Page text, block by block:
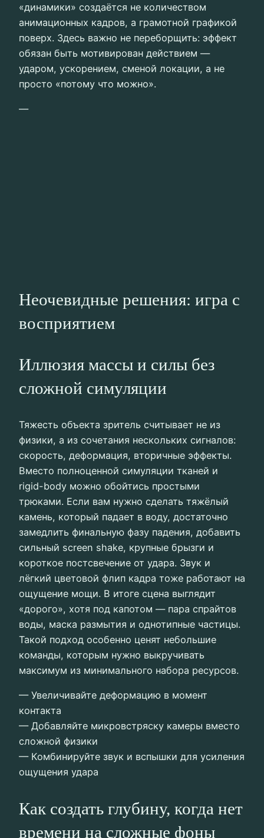
«динамики» создаётся не количеством
анимационных кадров, а грамотной графикой
поверх. Здесь важно не переборщить: эффект
обязан быть мотивирован действием —
ударом, ускорением, сменой локации, а не
просто «потому что можно».
—
Неочевидные решения: игра с
восприятием
Иллюзия массы и силы без
сложной симуляции
Тяжесть объекта зритель считывает не из
физики, а из сочетания нескольких сигналов:
скорость, деформация, вторичные эффекты.
Вместо полноценной симуляции тканей и
rigid-body можно обойтись простыми
трюками. Если вам нужно сделать тяжёлый
камень, который падает в воду, достаточно
замедлить финальную фазу падения, добавить
сильный screen shake, крупные брызги и
короткое постсвечение от удара. Звук и
лёгкий цветовой флип кадра тоже работают на
ощущение мощи. В итоге сцена выглядит
«дорого», хотя под капотом — пара спрайтов
воды, маска размытия и однотипные частицы.
Такой подход особенно ценят небольшие
команды, которым нужно выкручивать
максимум из минимального набора ресурсов.
— Увеличивайте деформацию в момент
контакта
— Добавляйте микровстряску камеры вместо
сложной физики
— Комбинируйте звук и вспышки для усиления
ощущения удара
Как создать глубину, когда нет
времени на сложные фоны